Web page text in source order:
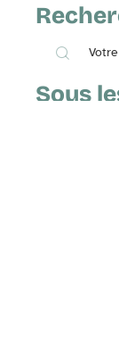
Sous